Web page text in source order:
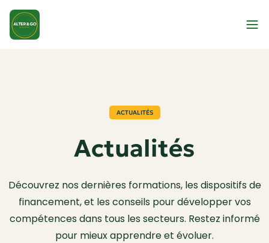
ACTUALITÉS
Actualités
Découvrez nos dernières formations, les dispositifs de
financement, et les conseils pour développer vos
compétences dans tous les secteurs. Restez informé
pour mieux apprendre et évoluer.